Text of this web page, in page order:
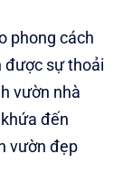
phong cách
được sự thoải
vườn nhà
đến
vườn đẹp